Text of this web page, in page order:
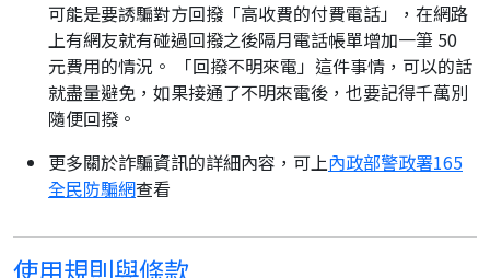
可能是要誘騙對方回撥「高收費的付費電話」，在網路
上有網友就有碰過回撥之後隔月電話帳單增加一筆 50
元費用的情況。 「回撥不明來電」這件事情，可以的話
就盡量避免，如果接通了不明來電後，也要記得千萬別
隨便回撥。
更多關於詐騙資訊的詳細內容，可上內政部警政署165
全民防騙網查看
使用規則與條款